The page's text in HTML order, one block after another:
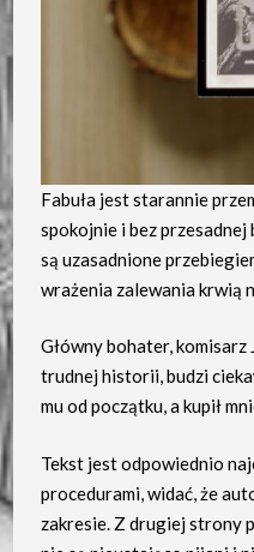
Fabuła jest starannie
spokojnie i bez
są uzasadnione
wrażenia zalewania krwią
Główny bohater, komisarz
trudnej historii, budzi
mu od początku, a kupił
Tekst jest odpowiednio
procedurami, widać, że
zakresie. Z drugiej strony